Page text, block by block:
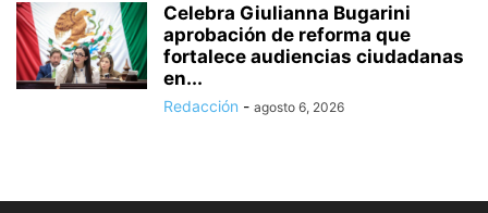
Celebra Giulianna Bugarini
aprobación de reforma que
fortalece audiencias ciudadanas
en...
Redacción - agosto 6, 2026